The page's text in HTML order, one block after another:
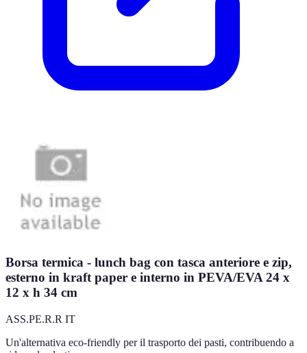
Borsa termica - lunch bag con tasca anteriore e zip,
esterno in kraft paper e interno in PEVA/EVA 24 x
12 x h 34 cm
ASS.PE.R.R IT
Un'alternativa eco-friendly per il trasporto dei pasti, contribuendo a